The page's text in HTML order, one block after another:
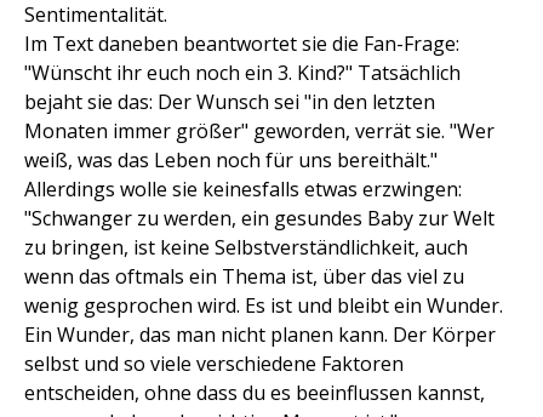
Sentimentalität.
Im Text daneben beantwortet sie die Fan-Frage:
"Wünscht ihr euch noch ein 3. Kind?" Tatsächlich
bejaht sie das: Der Wunsch sei "in den letzten
Monaten immer größer" geworden, verrät sie. "Wer
weiß, was das Leben noch für uns bereithält."
Allerdings wolle sie keinesfalls etwas erzwingen:
"Schwanger zu werden, ein gesundes Baby zur Welt
zu bringen, ist keine Selbstverständlichkeit, auch
wenn das oftmals ein Thema ist, über das viel zu
wenig gesprochen wird. Es ist und bleibt ein Wunder.
Ein Wunder, das man nicht planen kann. Der Körper
selbst und so viele verschiedene Faktoren
entscheiden, ohne dass du es beeinflussen kannst,